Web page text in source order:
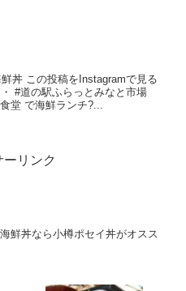
で見る
#道の駅ふらっとみなと市場
堂 で海鮮ランチ?...
ーリンク
鮮丼なら小樽ポセイ丼がオスス